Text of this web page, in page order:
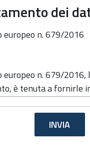
dei
europeo n. 679/2016
n. 679/
è tenuta a fornirle
del